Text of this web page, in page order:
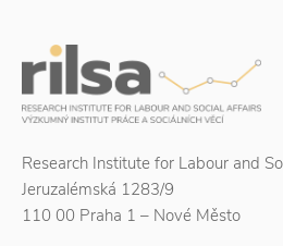
Research Institute for Labour and
Jeruzalémská 1283/9
110 00 Praha 1 – Nové Město